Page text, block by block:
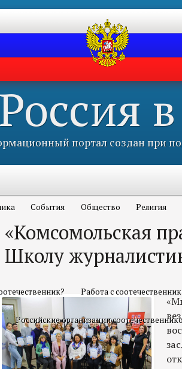
Россия
портал создан при
События Общество Религия
Работа с
Российские организации
«Комсомольская
Школу